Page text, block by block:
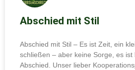
Abschied mit Stil
Abschied mit Stil – Es ist Zeit, ein
schließen – aber keine Sorge, es ist
Abschied. Unser lieber